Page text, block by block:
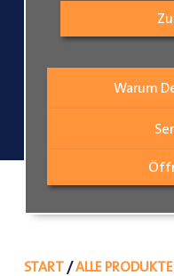
Warum
START/ALLE PRODUKTE